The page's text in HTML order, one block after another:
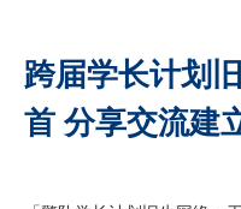
跨届学长计划
首 分享交流建